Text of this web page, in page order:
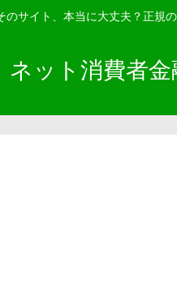
サイト、本当に大丈夫？正規
ネット消費者